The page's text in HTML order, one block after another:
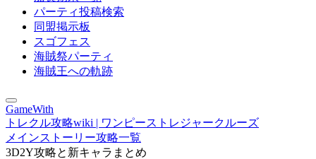
パーティ投稿検索
同盟掲示板
スゴフェス
海賊祭パーティ
海賊王への軌跡
GameWith
トレクル攻略wiki | ワンピーストレジャークルーズ
メインストーリー攻略一覧
3D2Y攻略と新キャラまとめ